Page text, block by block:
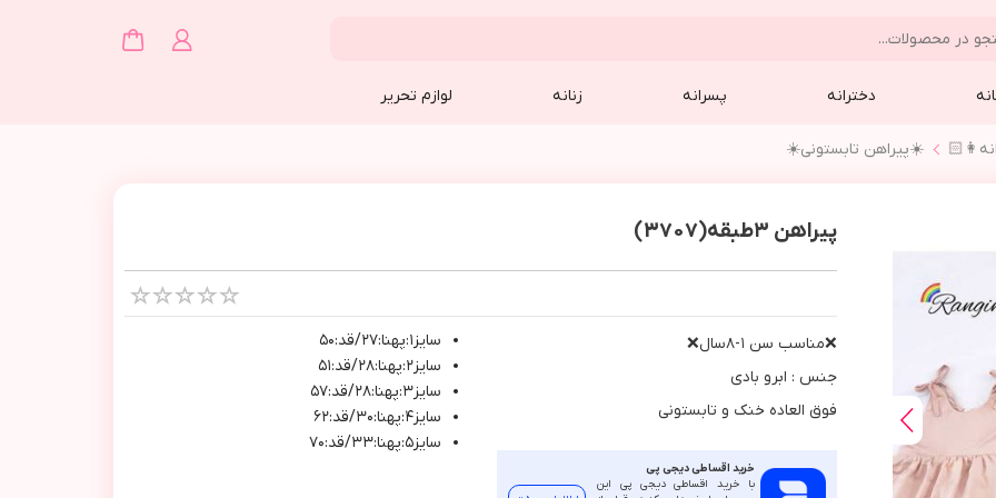
دخترانه پسرانه زنانه لوازم تحریر
☀️پيراهن تابستوني☀️
پیراهن ٣طبقه(3707)
❌مناسب سن ١-٨سال❌
جنس : ابرو بادي
فوق العاده خنك و تابستوني
خرید اقساطی دیجی پی
با خرید اقساطی دیجی پی این
سايز١:پهنا:٢٧/قد:٥٠
سايز٢:پهنا:٢٨/قد:٥١
سايز٣:پهنا:٢٨/قد:٥٧
سايز٤:پهنا:٣٠/قد:٦٢
سايز٥:پهنا:٣٣/قد:٧٠